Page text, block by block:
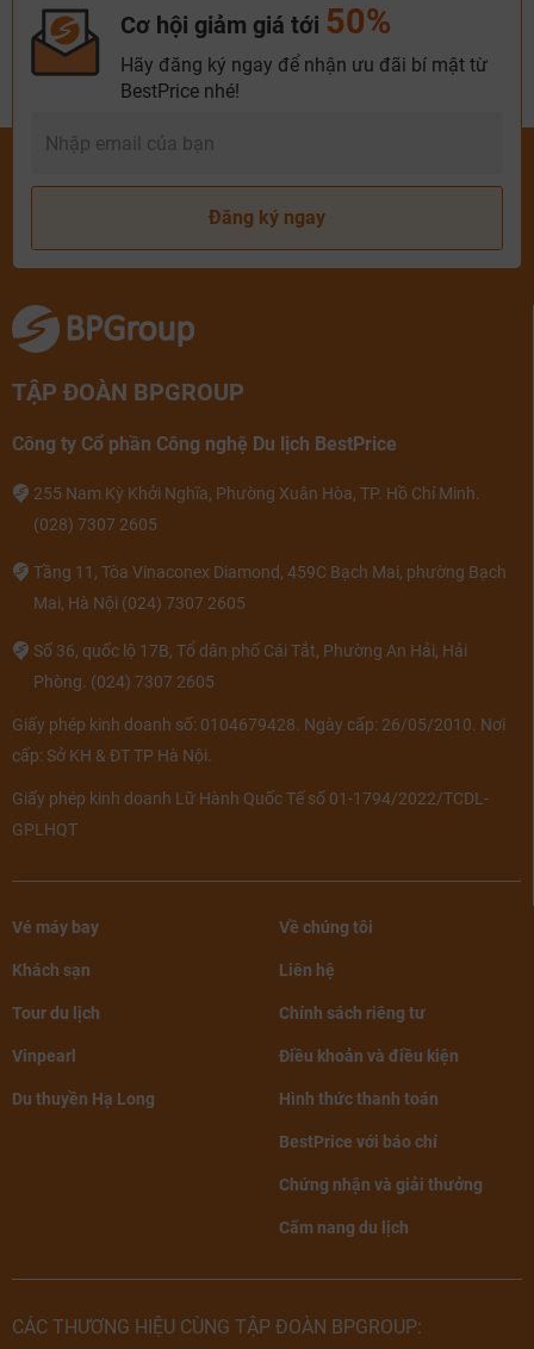
Cơ hội giảm giá tới 50%
Hãy đăng ký ngay để nhận ưu đãi bí mật từ
BestPrice nhé!
Đăng ký ngay
TẬP ĐOÀN BPGROUP
Công ty Cổ phần Công nghệ Du lịch BestPrice
255 Nam Kỳ Khởi Nghĩa, Phường Xuân Hòa, TP. Hồ Chí Minh.
(028) 7307 2605
Tầng 11, Tòa Vinaconex Diamond, 459C Bạch Mai, phường Bạch
Mai, Hà Nội (024) 7307 2605
Số 36, quốc lộ 17B, Tổ dân phố Cái Tắt, Phường An Hải, Hải
Phòng. (024) 7307 2605
Giấy phép kinh doanh số: 0104679428. Ngày cấp: 26/05/2010. Nơi
cấp: Sở KH & ĐT TP Hà Nội.
Giấy phép kinh doanh Lữ Hành Quốc Tế số 01-1794/2022/TCDL-
GPLHQT
Vé máy bay
Khách sạn
Tour du lịch
Vinpearl
Du thuyền Hạ Long
Về chúng tôi
Liên hệ
Chính sách riêng tư
Điều khoản và điều kiện
Hình thức thanh toán
BestPrice với báo chí
Chứng nhận và giải thưởng
Cẩm nang du lịch
CÁC THƯƠNG HIỆU CÙNG TẬP ĐOÀN BPGROUP: